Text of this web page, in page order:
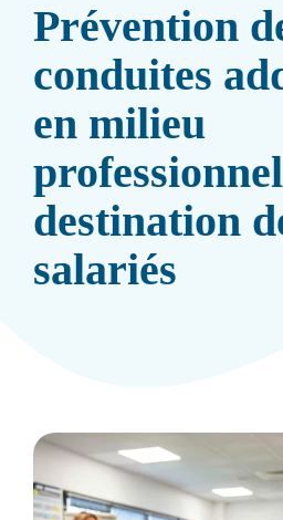
Prévention
conduites
en milieu
destination
salariés